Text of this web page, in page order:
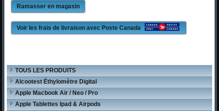
Ramasser en magasin
Voir les frais de livraison avec Poste Canada
TOUS LES PRODUITS
Alcootest Éthylomètre Digital
Apple Macbook Air / Neo / Pro
Apple Tablettes Ipad & Airpods